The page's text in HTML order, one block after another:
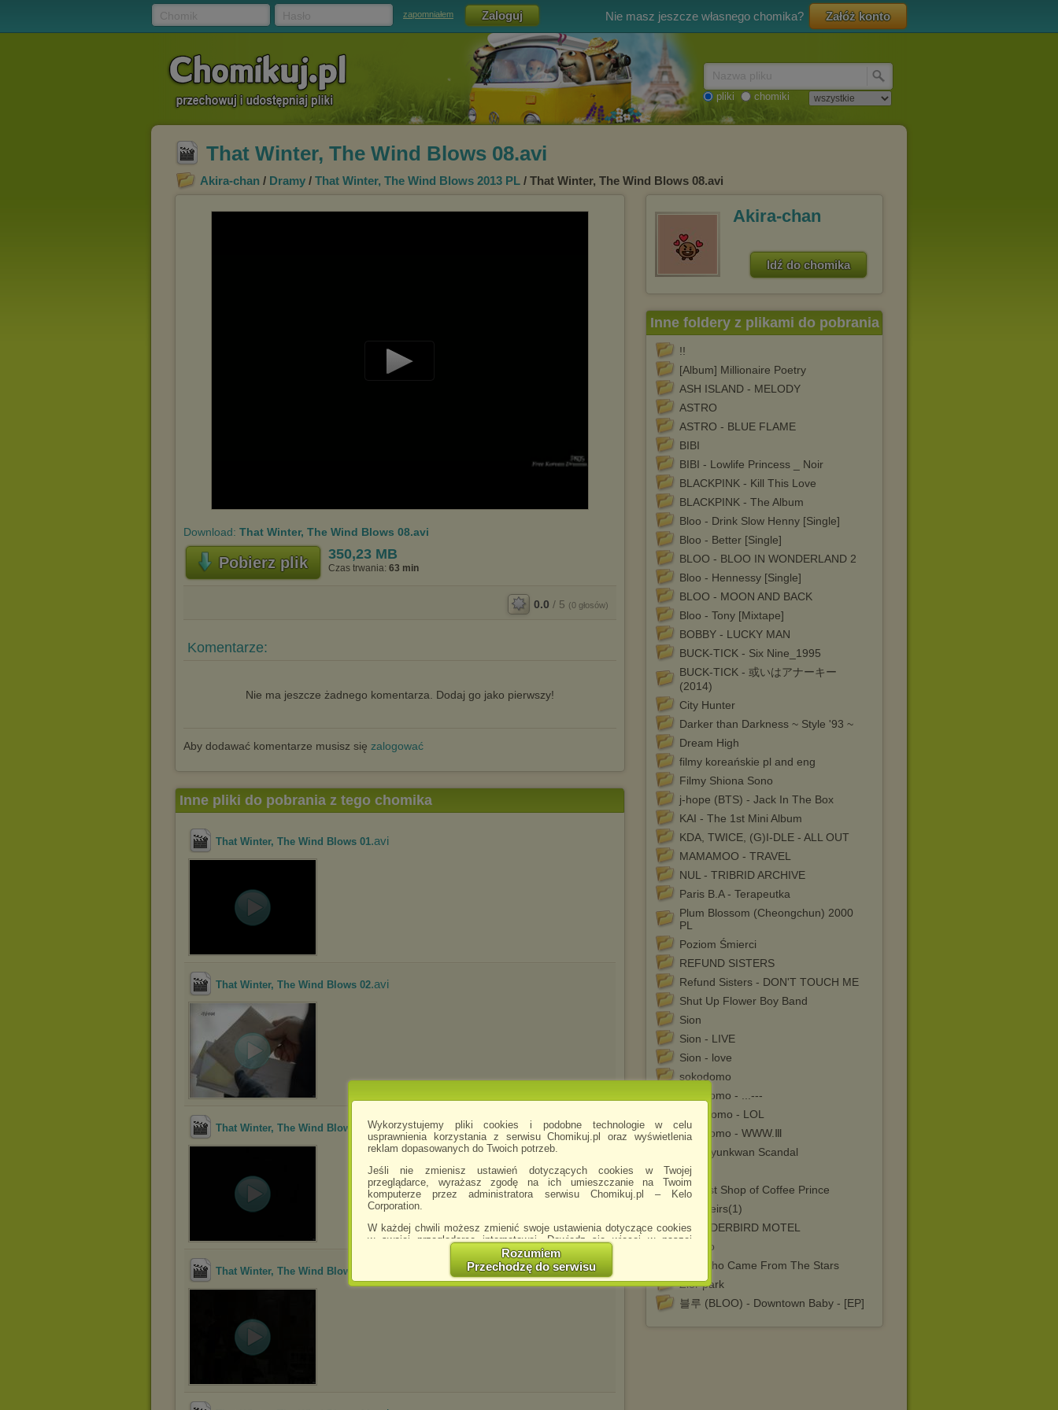
Wykorzystujemy pliki cookies i podobne technologie w celu
usprawnienia korzystania z serwisu Chomikuj.pl oraz wyświetlenia
reklam dopasowanych do Twoich potrzeb.
Jeśli nie zmienisz ustawień dotyczących cookies w Twojej
przeglądarce, wyrażasz zgodę na ich umieszczanie na Twoim
komputerze przez administratora serwisu Chomikuj.pl – Kelo
Corporation.
W każdej chwili możesz zmienić swoje ustawienia dotyczące cookies
w swojej przeglądarce internetowej. Dowiedz się więcej w naszej
http://chomikuj.pl/PolitykaPrywatnosci.aspx
Jednocześnie informujemy że zmiana ustawień przeglądarki może
spowodować ograniczenie korzystania ze strony Chomikuj.pl.
W przypadku braku twojej zgody na akceptację cookies niestety
Rozumiem
Przechodzę do serwisu
zapomniałem Nie masz jeszcze własnego chomika? Załóż konto
pliki chomiki
That Winter, The Wind Blows 08.avi
Akira-chan / Dramy / That Winter, The Wind Blows 2013 PL / That Winter, The Wind Blows 08.avi
Download: That Winter, The Wind Blows 08.avi
Pobierz plik 350,23 MB
Czas trwania: 63 min
0.0 / 5 (0 głosów)
Komentarze:
Nie ma jeszcze żadnego komentarza. Dodaj go jako pierwszy!
Aby dodawać komentarze musisz się zalogować
Akira-chan
Idź do chomika
Inne foldery z plikami do pobrania
!!
[Album] Millionaire Poetry
ASH ISLAND - MELODY
ASTRO
ASTRO - BLUE FLAME
BIBI
BIBI - Lowlife Princess _ Noir
BLACKPINK - Kill This Love
BLACKPINK - The Album
Bloo - Drink Slow Henny [Single]
Bloo - Better [Single]
BLOO - BLOO IN WONDERLAND 2
Bloo - Hennessy [Single]
BLOO - MOON AND BACK
Bloo - Tony [Mixtape]
BOBBY - LUCKY MAN
BUCK-TICK - Six Nine_1995
BUCK-TICK - 或いはアナーキー
(2014)
City Hunter
Darker than Darkness ~ Style '93 ~
Dream High
filmy koreańskie pl and eng
Filmy Shiona Sono
j-hope (BTS) - Jack In The Box
KAI - The 1st Mini Album
KDA, TWICE, (G)I-DLE - ALL OUT
MAMAMOO - TRAVEL
NUL - TRIBRID ARCHIVE
Paris B.A - Terapeutka
Plum Blossom (Cheongchun) 2000
PL
Poziom Śmierci
REFUND SISTERS
Refund Sisters - DON'T TOUCH ME
Shut Up Flower Boy Band
Sion
Sion - LIVE
Sion - love
sokodomo
sokodomo - ...---
Sokodomo - LOL
sokodomo - WWW.Ⅲ
Sungkyunkwan Scandal
T.O.P
The 1st Shop of Coffee Prince
The Heirs(1)
THUNDERBIRD MOTEL
Wonho
You Who Came From The Stars
Zior park
블루 (BLOO) - Downtown Baby - [EP]
Inne pliki do pobrania z tego chomika
That Winter, The Wind Blows 01.avi
That Winter, The Wind Blows 02.avi
That Winter, The Wind Blows 03.avi
That Winter, The Wind Blows 04